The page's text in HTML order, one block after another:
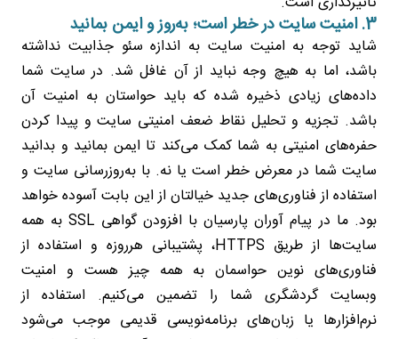
3. امنیت سایت در خطر است؛ به‌روز و ایمن بمانید
شاید توجه به امنیت سایت به اندازه سئو جذابیت نداشته
باشد، اما به هیچ وجه نباید از آن غافل شد. در سایت شما
داده‌های زیادی ذخیره شده که باید حواستان به امنیت آن
باشد. تجزیه و تحلیل نقاط ضعف امنیتی سایت و پیدا کردن
حفره‌های امنیتی به شما کمک می‌کند تا ایمن بمانید و بدانید
سایت شما در معرض خطر است یا نه. با به‌روزرسانی سایت و
استفاده از فناوری‌های جدید خیالتان از این بابت آسوده خواهد
بود. ما در پیام آوران پارسیان با افزودن گواهی SSL به همه
سایت‌ها از طریق HTTPS، پشتیبانی هرروزه و استفاده از
فناوری‌های نوین حواسمان به همه چیز هست و امنیت
وبسایت گردشگری شما را تضمین می‌کنیم. استفاده از
نرم‌افزارها یا زبان‌های برنامه‌نویسی قدیمی موجب می‌شود